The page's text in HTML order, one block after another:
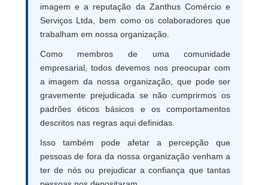
imagem e a reputação da Zanthus Comércio e
Serviços Ltda, bem como os colaboradores que
trabalham em nossa organização.
Como membros de uma comunidade
empresarial, todos devemos nos preocupar com
a imagem da nossa organização, que pode ser
gravemente prejudicada se não cumprirmos os
padrões éticos básicos e os comportamentos
descritos nas regras aqui definidas.
Isso também pode afetar a percepção que
pessoas de fora da nossa organização venham a
ter de nós ou prejudicar a confiança que tantas